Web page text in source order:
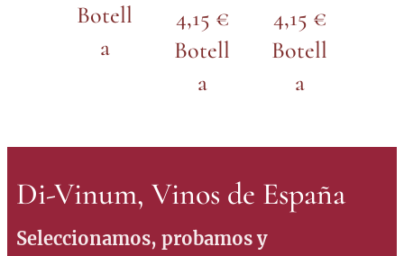
Botell
a
4,15 €
Botell
a
4,15 €
Botell
a
Di-Vinum, Vinos de España
Seleccionamos, probamos y